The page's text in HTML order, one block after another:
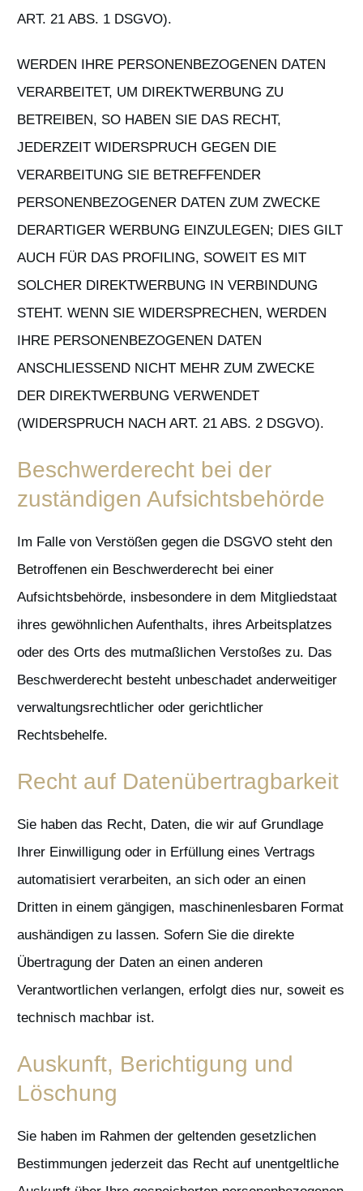
ART. 21 ABS. 1 DSGVO).
WERDEN IHRE PERSONENBEZOGENEN DATEN
VERARBEITET, UM DIREKTWERBUNG ZU
BETREIBEN, SO HABEN SIE DAS RECHT,
JEDERZEIT WIDERSPRUCH GEGEN DIE
VERARBEITUNG SIE BETREFFENDER
PERSONENBEZOGENER DATEN ZUM ZWECKE
DERARTIGER WERBUNG EINZULEGEN; DIES GILT
AUCH FÜR DAS PROFILING, SOWEIT ES MIT
SOLCHER DIREKTWERBUNG IN VERBINDUNG
STEHT. WENN SIE WIDERSPRECHEN, WERDEN
IHRE PERSONENBEZOGENEN DATEN
ANSCHLIESSEND NICHT MEHR ZUM ZWECKE
DER DIREKTWERBUNG VERWENDET
(WIDERSPRUCH NACH ART. 21 ABS. 2 DSGVO).
Beschwerde­recht bei der
zuständigen Aufsichts­behörde
Im Falle von Verstößen gegen die DSGVO steht den
Betroffenen ein Beschwerderecht bei einer
Aufsichtsbehörde, insbesondere in dem Mitgliedstaat
ihres gewöhnlichen Aufenthalts, ihres Arbeitsplatzes
oder des Orts des mutmaßlichen Verstoßes zu. Das
Beschwerderecht besteht unbeschadet anderweitiger
verwaltungsrechtlicher oder gerichtlicher
Rechtsbehelfe.
Recht auf Daten­übertrag­barkeit
Sie haben das Recht, Daten, die wir auf Grundlage
Ihrer Einwilligung oder in Erfüllung eines Vertrags
automatisiert verarbeiten, an sich oder an einen
Dritten in einem gängigen, maschinenlesbaren Format
aushändigen zu lassen. Sofern Sie die direkte
Übertragung der Daten an einen anderen
Verantwortlichen verlangen, erfolgt dies nur, soweit es
technisch machbar ist.
Auskunft, Berichtigung und
Löschung
Sie haben im Rahmen der geltenden gesetzlichen
Bestimmungen jederzeit das Recht auf unentgeltliche